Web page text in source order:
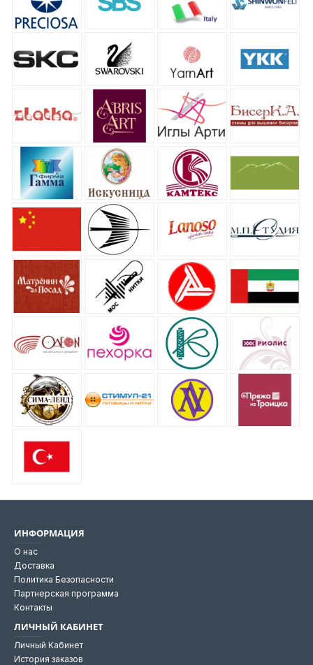
ИНФОРМАЦИЯ
О нас
Доставка
Политика Безопасности
Партнерская программа
Контакты
ЛИЧНЫЙ КАБИНЕТ
Личный Кабинет
История заказов